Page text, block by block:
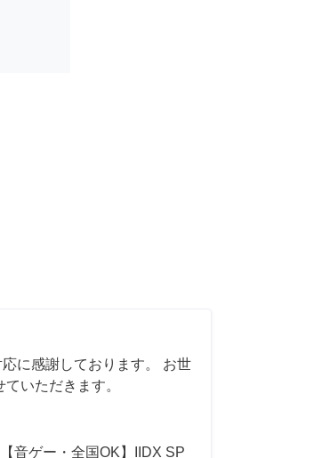
に感謝しております。 お世
いただきます。
【音ゲー・全国OK】IIDX SP